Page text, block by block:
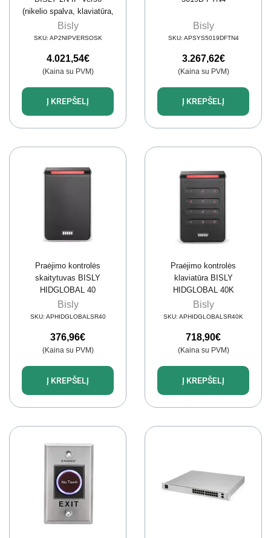
(nikelio spalva, klaviatūra,
paviršinis rėmas)
Bisly
SKU: AP2NIPVERSOSK
4.021,54€
(Kaina su PVM)
Į KREPŠELĮ
Bisly
SKU: APSYS5019DFTN4
3.267,62€
(Kaina su PVM)
Į KREPŠELĮ
Praėjimo kontrolės
skaitytuvas BISLY
HIDGLOBAL 40
Bisly
SKU: APHIDGLOBALSR40
376,96€
(Kaina su PVM)
Į KREPŠELĮ
Praėjimo kontrolės
klaviatūra BISLY
HIDGLOBAL 40K
Bisly
SKU: APHIDGLOBALSR40K
718,90€
(Kaina su PVM)
Į KREPŠELĮ